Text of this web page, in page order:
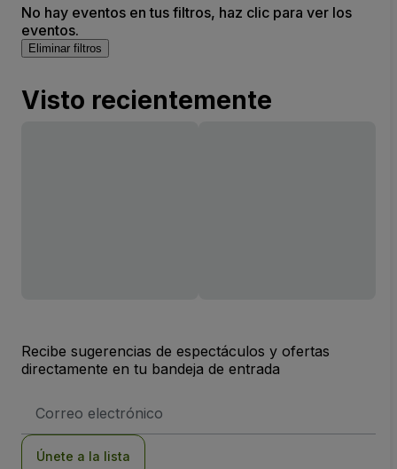
No hay eventos en tus filtros, haz clic para ver los
eventos.
Eliminar filtros
Visto recientemente
Recibe sugerencias de espectáculos y ofertas
directamente en tu bandeja de entrada
de
Únete a la lista